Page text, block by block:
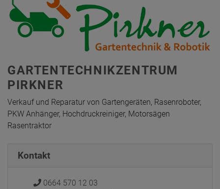
GARTENTECHNIKZENTRUM
PIRKNER
Verkauf und Reparatur von Gartengeräten, Rasenroboter,
PKW Anhänger, Hochdruckreiniger, Motorsägen
Rasentraktor
Kontakt
0664 570 12 03